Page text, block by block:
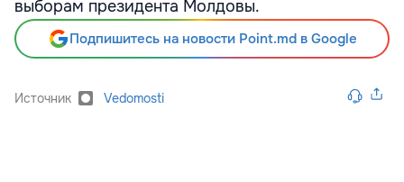
выборам президента Молдовы.
Подпишитесь на новости Point.md в Google
Источник Vedomosti